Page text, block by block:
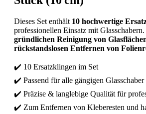
Dieses Set enthält 10 hochwertige
professionellen Einsatz mit
gründlichen Reinigung von
rückstandslosen Entfernen von
✔️ 10 Ersatzklingen im Set
✔️ Passend für alle gängigen
✔️ Präzise & langlebige Qualität für
✔️ Zum Entfernen von Kleberesten und